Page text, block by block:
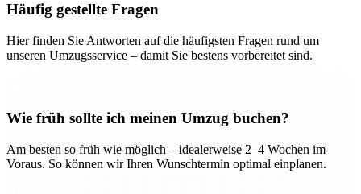
Häufig gestellte Fragen
Hier finden Sie Antworten auf die häufigsten Fragen rund um
unseren Umzugsservice – damit Sie bestens vorbereitet sind.
Wie früh sollte ich meinen Umzug buchen?
Am besten so früh wie möglich – idealerweise 2–4 Wochen im
Voraus. So können wir Ihren Wunschtermin optimal einplanen.